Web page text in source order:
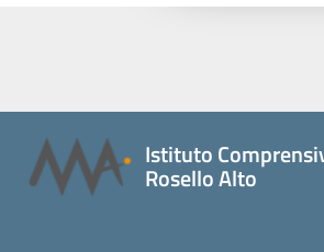
Istituto
Rosello Alto